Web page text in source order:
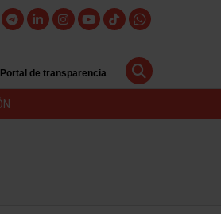
Portal de transparencia